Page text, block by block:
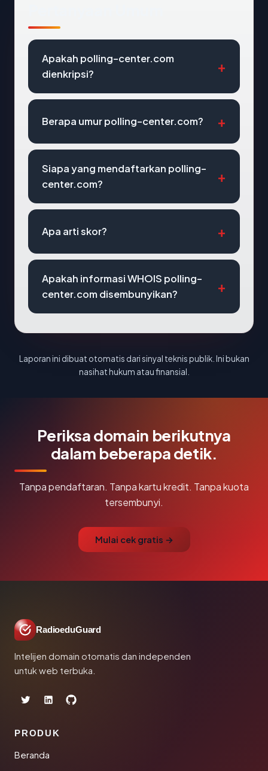
Apakah polling-center.com
dienkripsi?
Berapa umur polling-center.com?
Siapa yang mendaftarkan polling-
center.com?
Apa arti skor?
Apakah informasi WHOIS polling-
center.com disembunyikan?
Laporan ini dibuat otomatis dari sinyal teknis publik. Ini bukan
nasihat hukum atau finansial.
Periksa domain berikutnya
dalam beberapa detik.
Tanpa pendaftaran. Tanpa kartu kredit. Tanpa kuota
tersembunyi.
Mulai cek gratis →
RadioeduGuard
Intelijen domain otomatis dan independen
untuk web terbuka.
PRODUK
Beranda